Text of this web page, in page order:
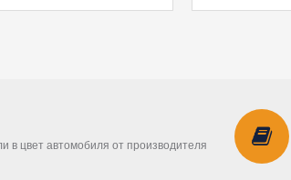
в цвет автомобиля от производителя